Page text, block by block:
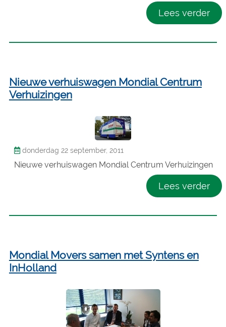
Lees verder
Nieuwe verhuiswagen Mondial Centrum
Verhuizingen
donderdag 22 september, 2011
Nieuwe verhuiswagen Mondial Centrum Verhuizingen
Lees verder
Mondial Movers samen met Syntens en
InHolland